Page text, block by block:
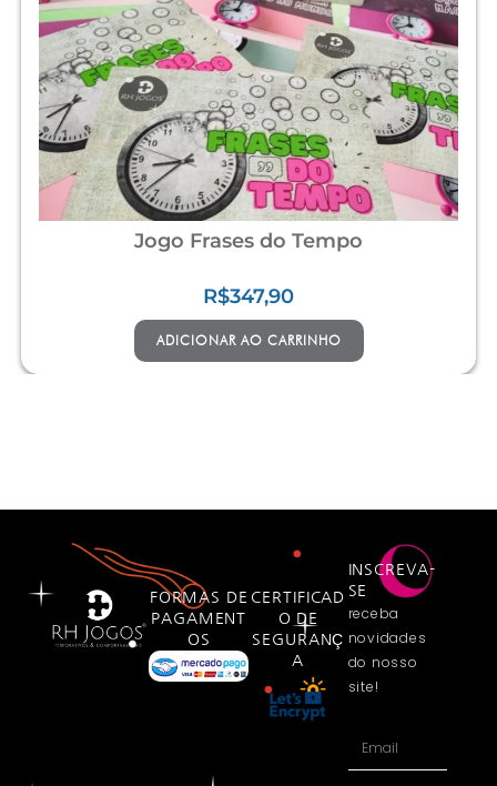
Jogo Frases do Tempo
R$347,90
ADICIONAR AO CARRINHO
FORMAS DE
PAGAMENT
OS
CERTIFICAD
O DE
SEGURANÇ
A
INSCREVA-
SE
receba
novidades
do nosso
site!